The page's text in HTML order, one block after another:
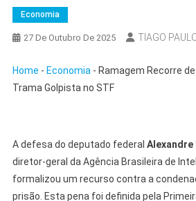
Economia
27 De Outubro De 2025 TIAGO
Home - Economia - Ramagem Recorre
Trama Golpista no STF
A defesa do deputado federal Alexandre
diretor-geral da Agência Brasileira de
formalizou um recurso contra a
prisão. Esta pena foi definida pela